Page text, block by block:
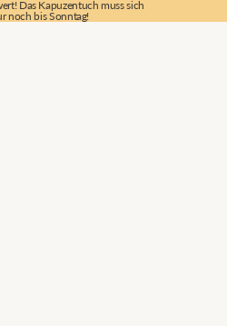
Das Kapuzentuch muss sich
noch bis Sonntag!